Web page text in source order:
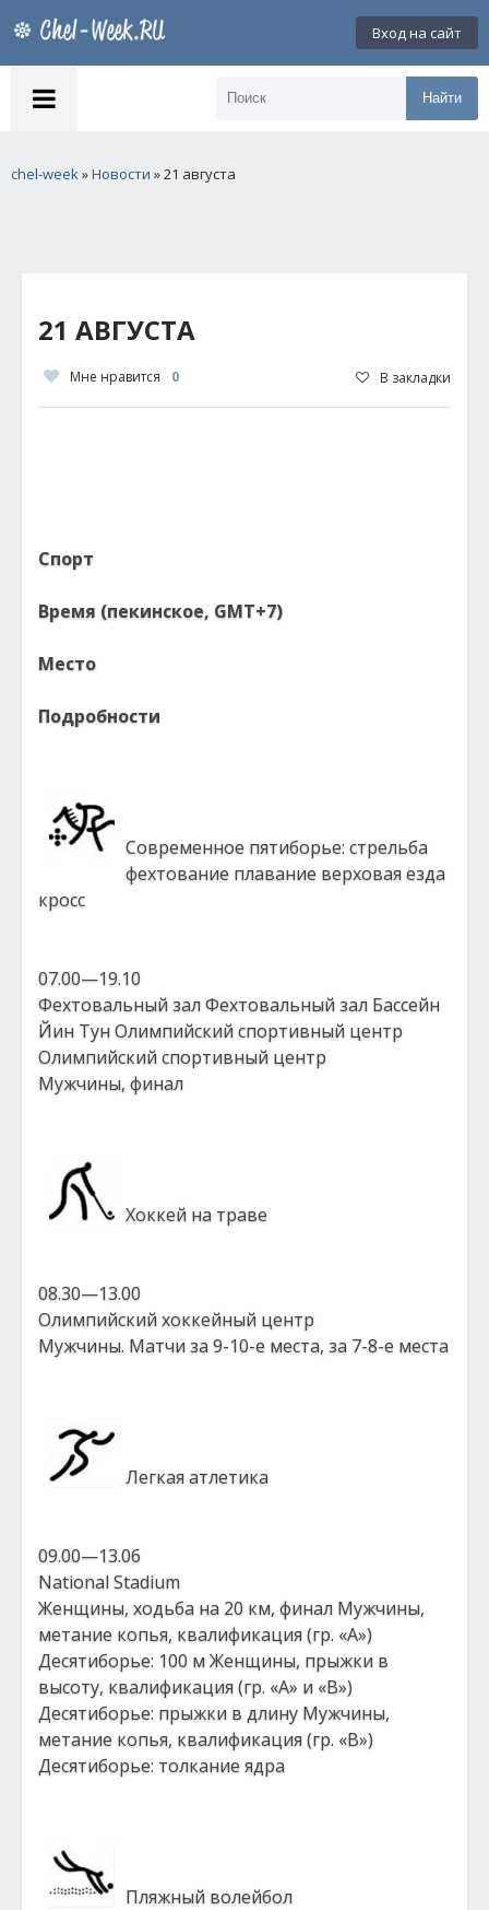
Вход на сайт
Найти
chel-week»Новости » 21 августа
21 АВГУСТА
Мне нравится 0 В закладки
Спорт
Время (пекинское, GMT+7)
Место
Подробности
Современное пятиборье: стрельба
фехтование плавание верховая езда
кросс
07.00—19.10
Фехтовальный зал Фехтовальный зал Бассейн
Йин Тун Олимпийский спортивный центр
Олимпийский спортивный центр
Мужчины, финал
Хоккей на траве
08.30—13.00
Олимпийский хоккейный центр
Мужчины. Матчи за 9-10-е места, за 7-8-е места
Легкая атлетика
09.00—13.06
National Stadium
Женщины, ходьба на 20 км, финал Мужчины,
метание копья, квалификация (гр. «А»)
Десятиборье: 100 м Женщины, прыжки в
высоту, квалификация (гр. «А» и «В»)
Десятиборье: прыжки в длину Мужчины,
метание копья, квалификация (гр. «В»)
Десятиборье: толкание ядра
Пляжный волейбол